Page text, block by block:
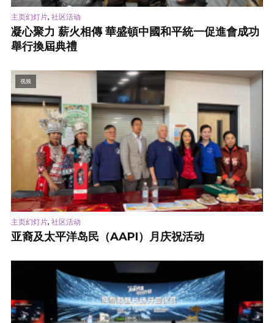
主页幻灯片, 社区活动
凝心聚力 薪火相傳 華盛頓中國和平統一促進會成功
舉行換屆典禮
视频
主页幻灯片, 社区活动
亚裔及太平洋岛民（AAPI）月庆祝活动